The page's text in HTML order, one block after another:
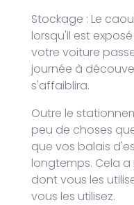
Stockage : Le
lorsqu'il est
votre voiture
journée à
s'affaiblira.
Outre le
peu de choses
que vos balais
longtemps. Cela
dont vous les
vous les utilisez.